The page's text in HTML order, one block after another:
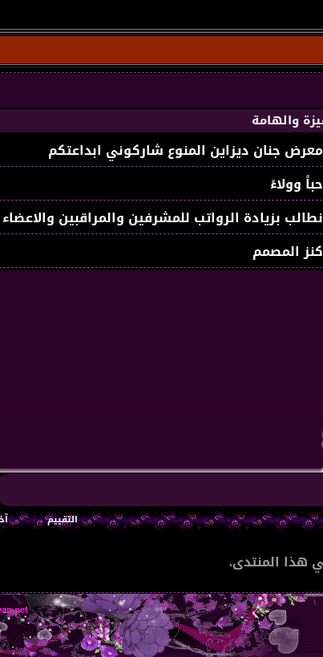
والهامة
معرض جنان ديزاين المنوع شاركوني ابداعتكم
حباً وولاءً
نطالب بزيادة الرواتب للمشرفين والمراقبين والاعضاء
كنز المصمم
التقييم
هذا المنتدى.